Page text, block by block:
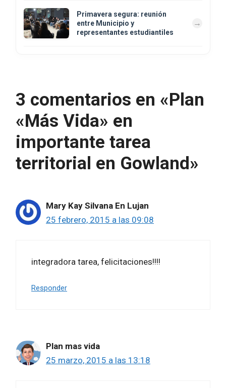
Primavera segura: reunión
entre Municipio y
representantes estudiantiles
3 comentarios en «Plan
«Más Vida» en
importante tarea
territorial en Gowland»
Mary Kay Silvana En Lujan
25 febrero, 2015 a las 09:08
integradora tarea, felicitaciones!!!!
Responder
Plan mas vida
25 marzo, 2015 a las 13:18